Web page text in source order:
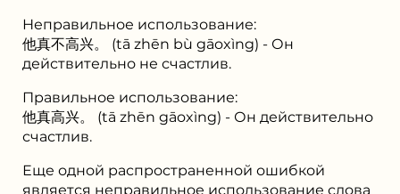
Неправильное использование:
他真不高兴。 (tā zhēn bù gāoxìng) - Он
действительно не счастлив.
Правильное использование:
他真高兴。 (tā zhēn gāoxìng) - Он действительно
счастлив.
Еще одной распространенной ошибкой
является неправильное использование слова